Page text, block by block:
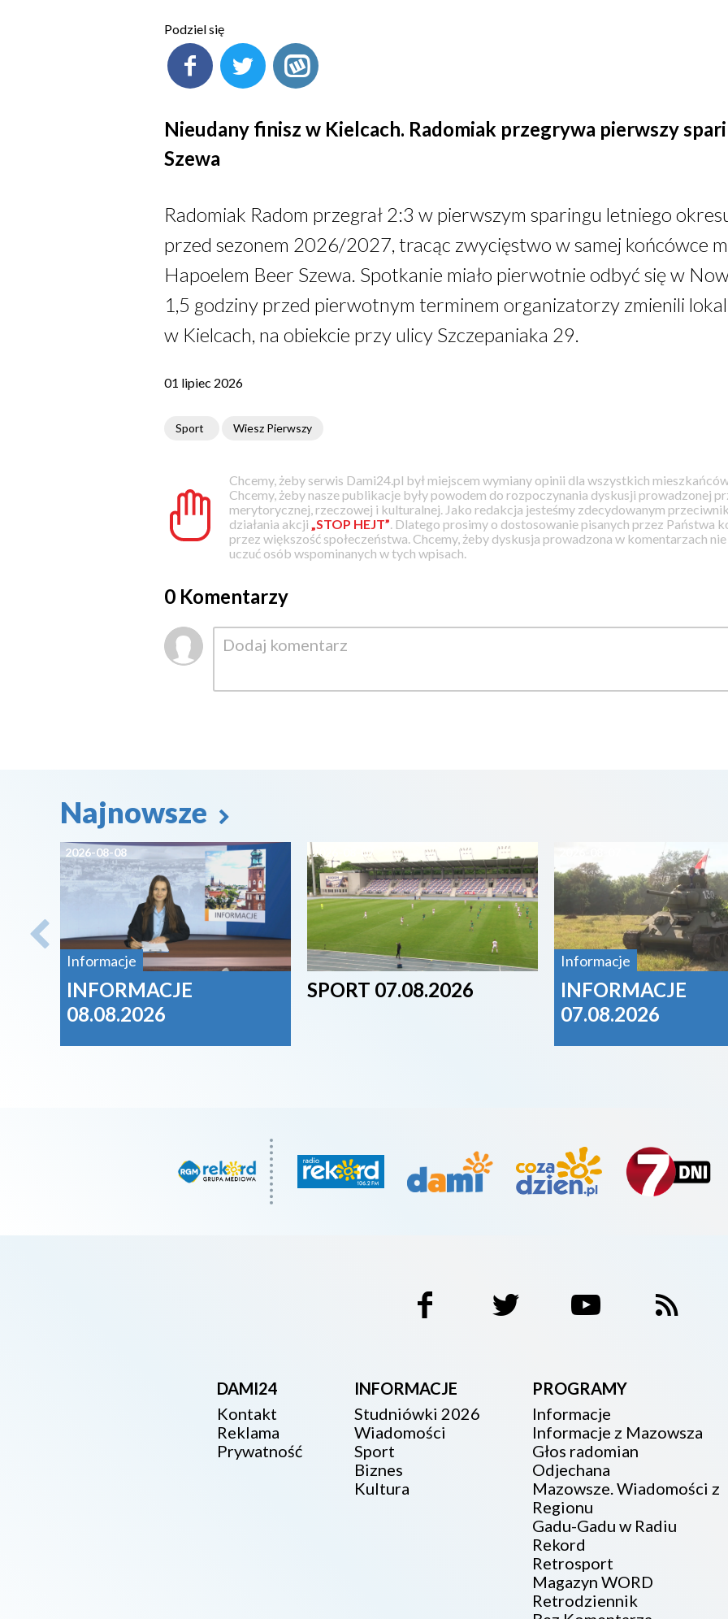
Podziel się
Nieudany finisz w Kielcach. Radomiak przegrywa pierwszy
Szewa
Radomiak Radom przegrał 2:3 w pierwszym sparingu letniego
przed sezonem 2026/2027, tracąc zwycięstwo w samej końcówce
Hapoelem Beer Szewa. Spotkanie miało pierwotnie odbyć się w
1,5 godziny przed pierwotnym terminem organizatorzy zmienili
w Kielcach, na obiekcie przy ulicy Szczepaniaka 29.
01 lipiec 2026
Sport Wiesz Pierwszy
Chcemy, żeby serwis Dami24.pl był miejscem wymiany opinii dla wszystkich
Chcemy, żeby nasze publikacje były powodem do rozpoczynania dyskusji prowadzonej
merytorycznej, rzeczowej i kulturalnej. Jako redakcja jesteśmy zdecydowanym
działania akcji „STOP HEJT” . Dlatego prosimy o dostosowanie pisanych przez Państwa
przez większość społeczeństwa. Chcemy, żeby dyskusja prowadzona w komentarzach
uczuć osób wspominanych w tych wpisach.
0 Komentarzy
Najnowsze
2026-08-08
Informacje
INFORMACJE
08.08.2026
2026-08-07
SPORT 07.08.2026
Informacje
INFORMACJE
07.08.2026
DAMI24
Kontakt
Reklama
Prywatność
INFORMACJE
Studniówki 2026
Wiadomości
Sport
Biznes
Kultura
PROGRAMY
Informacje
Informacje z Mazowsza
Głos radomian
Odjechana
Mazowsze. Wiadomości z
Regionu
Gadu-Gadu w Radiu
Rekord
Retrosport
Magazyn WORD
Retrodziennik